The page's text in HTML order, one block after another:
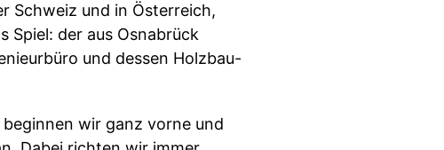
Schweiz und in Österreich,
Spiel: der aus Osnabrück
und dessen Holzbau-
wir ganz vorne und